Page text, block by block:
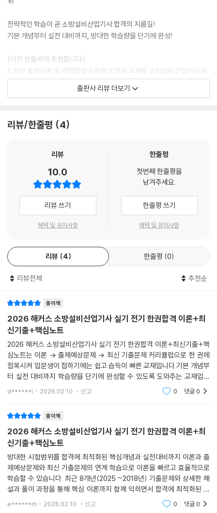
전략적인 학습이 곧 소방설비산업기사 합격의 지름길!
기본 개념부터 실전 대비까지, 방대한 학습량을 단기에 완성!
[이런 분들에게 추천합니다]
1. 최신 출제기준 및 개정법령이 완벽 반영된 교재로 소방설비산업기사 자
격증을 취득하고 싶은 분들
2. 이론 학습부터 최신 기출문제 풀이까지 단기간에 끝내고 싶은 분들
1. 방대한 시험 범위를 체계적으로 학습하여 기본 개념부터 실전 대비까지
1) '이론 → 출제예상문제 → 최신 기출문제'의 구성을 통해 방대한 학습량
을 전략적으로 학습할 수 있습니다.
2) '최신 8개년 기출문제'를 통해 반복 출제되는 핵심 내용을 파악하고, 다
음 시험에 출제될 이론들을 우선적으로 확인할 수 있습니다.
이를 통해 실제 시험 출제 포인트를 빠르게 캐치하여 학습 효율을 극대화
2. 2026 대비 출제기준 및 개정 법령을 반영!
2026 대비 출제기준과 개정 법령을 모두 반영하여, 시험에 맞는 정확한
학습을 할 수 있습니다.
3. 그림자료와 다양한 학습장치를 통해 쉽게 이해하고 폭넓게 학습 가능!
1) 풍부한 그림자료로 개념 및 이론의 흐름을 한눈에 쉽게 파악할 수 있습
니다.
2) 추가 학습이 필요한 내용을 정리한 '참고' 코너로 포괄적인 학습이 가능
합니다.
4. 최근 8개년(2025 ~2018년) 기출문제와 상세한 해설로 실전감각 완
1) 최근 8개년 기출문제를 모두 담아 실전 감각을 극대화할 수 있습니다.
을 효과적으로 학습할 수 있습니다.
5. 휴대가 편리한 [핵심노트]로 완벽한 시험 대비!
1) 분리 가능한 휴대용 구성으로 언제 어디서나 핵심 내용만 효율적으로
학습할 수 있습니다.
2) 시험에 꼭 필요한 핵심이론만 담아, 시험 직전 마무리 학습까지 할 수 있
습니다.
출판사 리뷰 더보기
리뷰/한줄평 4
리뷰
10.0
리뷰 쓰기
혜택 및 유의사항
한줄평
첫번째 한줄평을
남겨주세요.
한줄평 쓰기
혜택 및 유의사항
리뷰 4 한줄평 0
리뷰전체 추천순
종이책
2026 해커스 소방설비산업기사 실기 전기 한권합격 이론+최
신기출+핵심노트
2026 해커스 소방설비산업기사 실기 전기 한권합격 이론+최신기출+핵
심노트는 이론 → 출제예상문제 → 최신 기출문제 커리큘럼으로 한 권에
접목시켜 입문생이 접하기에는 쉽고 습득이 빠른 교재입니다.기본 개념부
터 실전 대비까지 학습량을 단기에 완성할 수 있도록 도와주는 교재입니
다. 강력추천합니다.
d******l 2026.02.10. 신고 0 댓글0
종이책
2026 해커스 소방설비산업기사 실기 전기 한권합격 이론+최
신기출+핵심노트
방대한 시험범위를 합격에 최적화된 핵심개념과 실전대비까지 이론과 출
제예상문제와 최신 기출문제의 연계 학습으로 이론을 빠르고 효율적으로
학습할 수 있습니다. 최근 8개년(2025 ~2018년) 기출문제와 상세한 해
설과 풀이 과정을 통해 핵심 이론까지 함께 익히면서 합격에 최적화된 실
전 시험연습이 가능해요.
e******m 2026.02.10. 신고 0 댓글0